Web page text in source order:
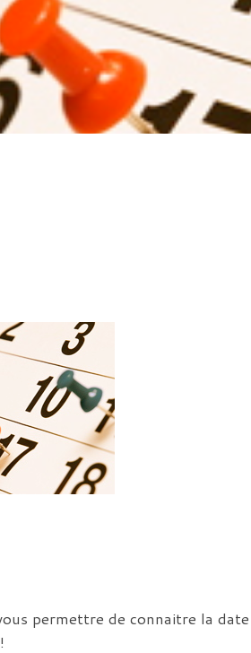
permettre de connaitre la